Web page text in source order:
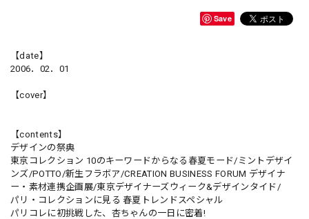
Save
【date】
2006．02．01
【cover】
【contents】
デザインの祭典
東京コレクション 10のキーワードからなる春夏モード/ミントデザイ
ンズ/POTTO/新生フラボア/CREATION BUSINESS FORUM デザイナ
ー・素材連携企画展/東京デザイナーズウィーク&デザインタイド/
パリ・コレクションに見る 春夏トレンドスペシャル
パリコレに初挑戦した、杏ちゃんの一日に密着!